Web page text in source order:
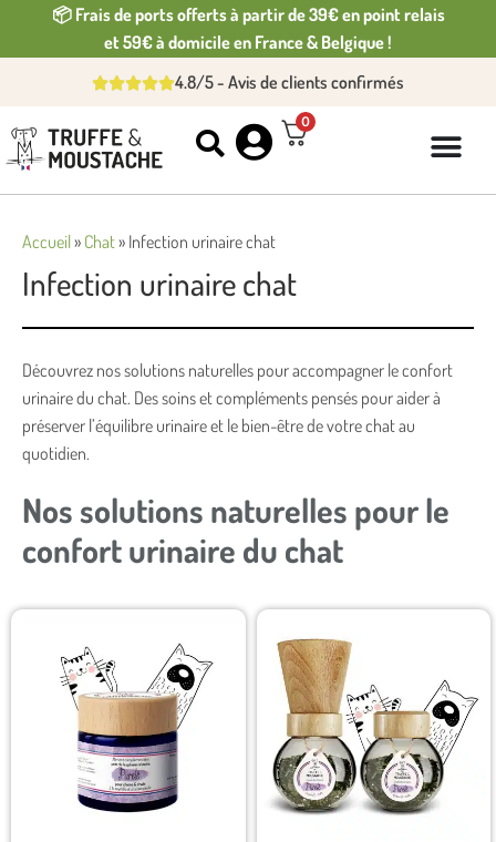
📦 Frais de ports offerts à partir de 39€ en point relais
et 59€ à domicile en France & Belgique !
4.8/5 - Avis de clients confirmés
0
Accueil» Chat» Infection urinaire chat
Infection urinaire chat
Découvrez nos solutions naturelles pour accompagner le confort
urinaire du chat. Des soins et compléments pensés pour aider à
préserver l’équilibre urinaire et le bien-être de votre chat au
quotidien.
Nos solutions naturelles pour le
confort urinaire du chat